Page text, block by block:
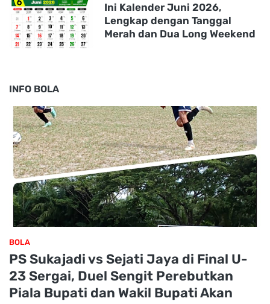
Ini Kalender Juni 2026,
Lengkap dengan Tanggal
Merah dan Dua Long Weekend
INFO BOLA
BOLA
PS Sukajadi vs Sejati Jaya di Final U-
23 Sergai, Duel Sengit Perebutkan
Piala Bupati dan Wakil Bupati Akan